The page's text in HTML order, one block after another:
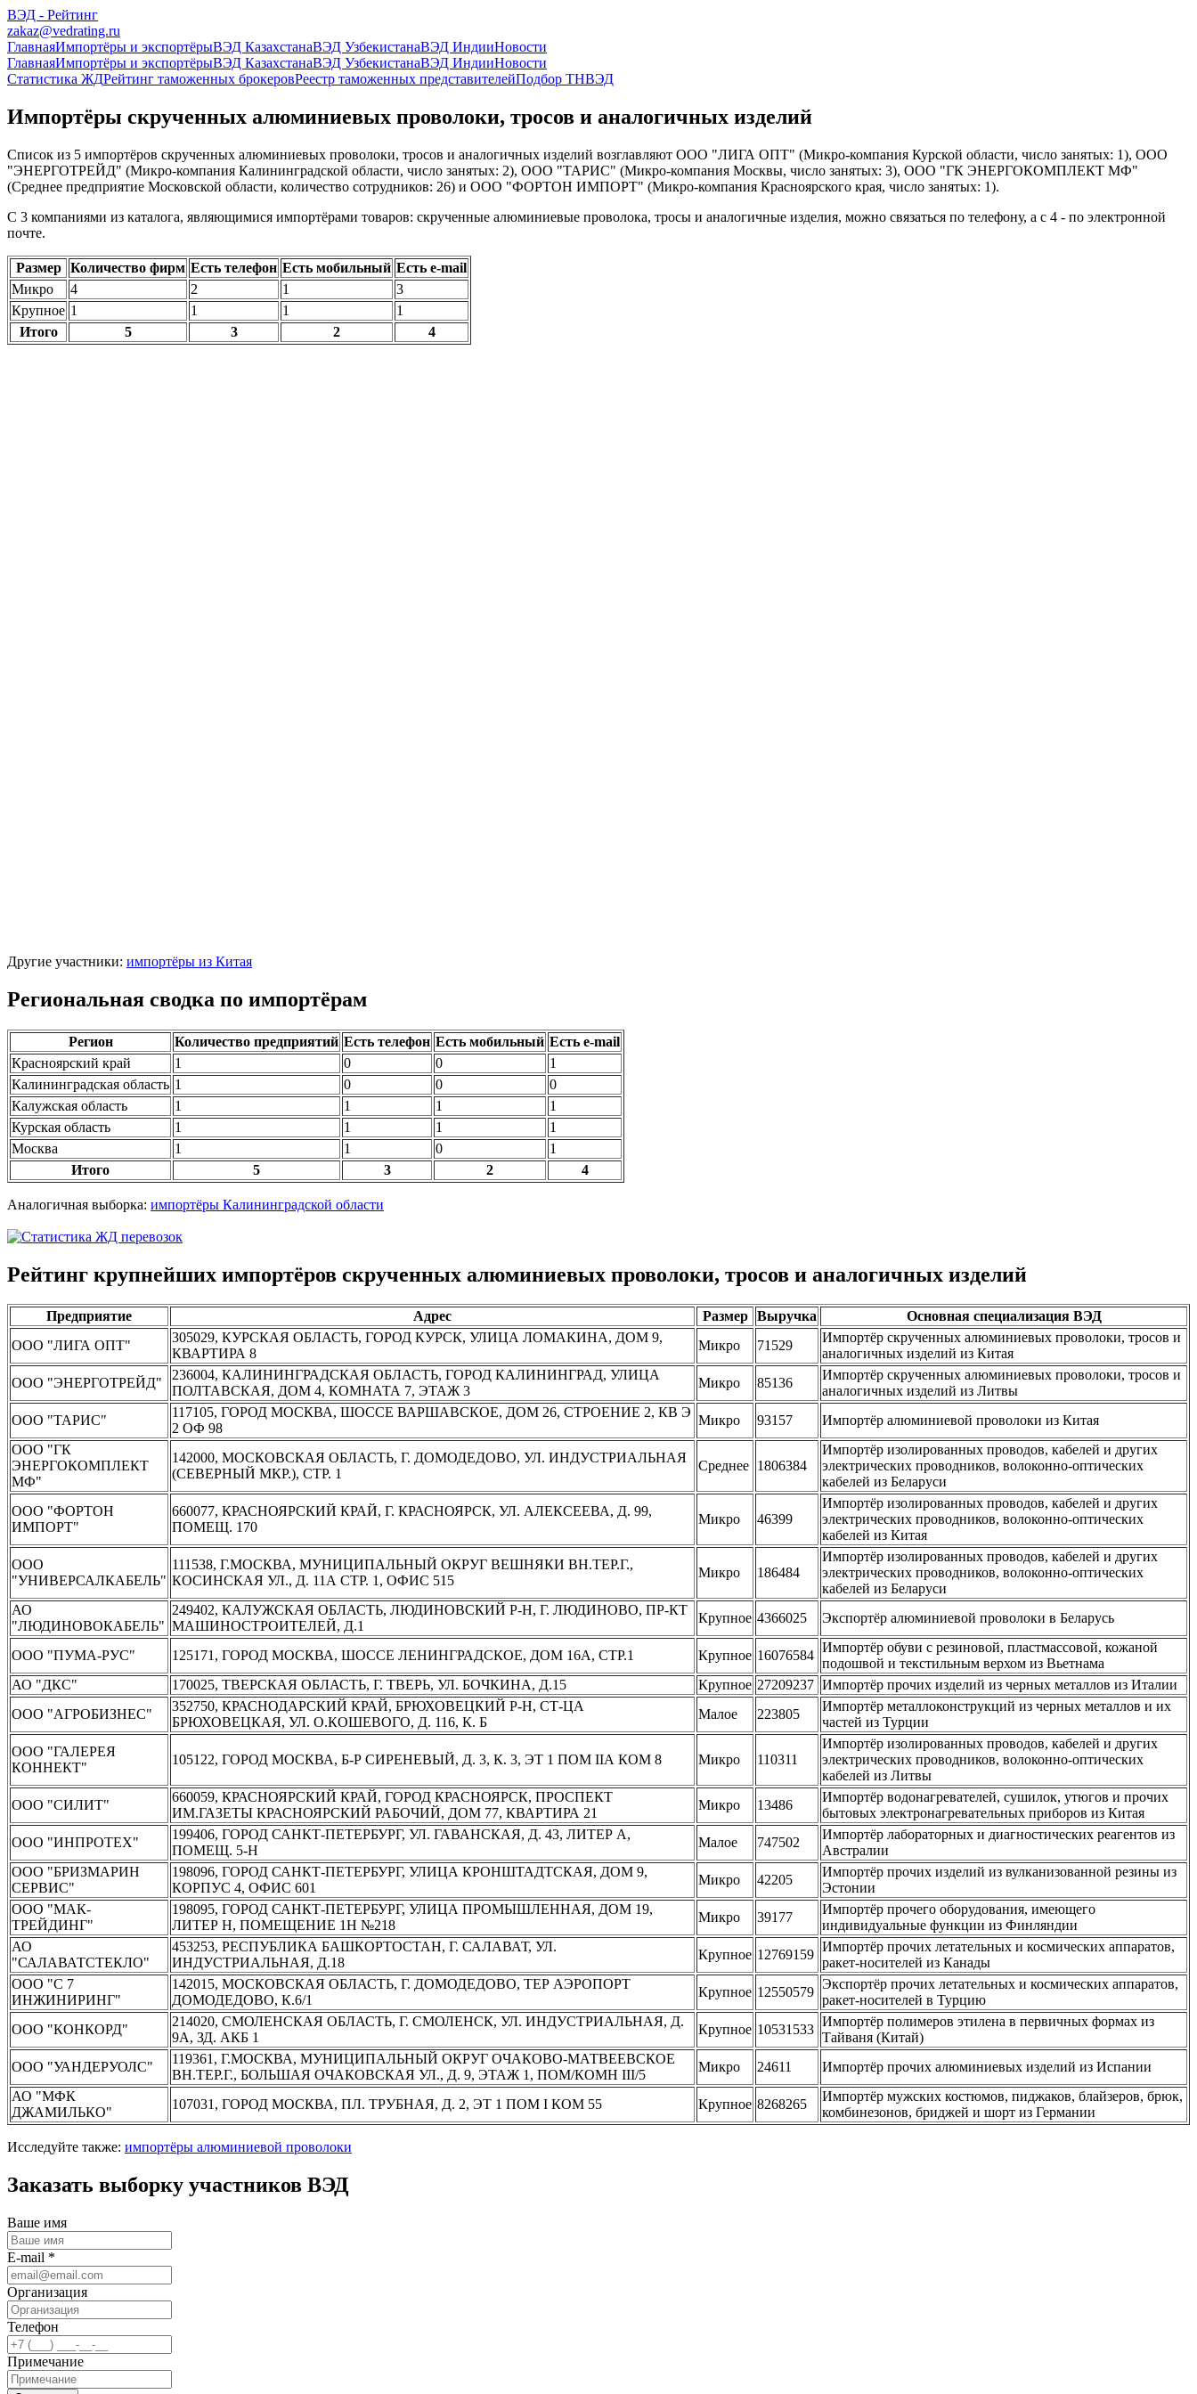
ВЭД - Рейтинг
zakaz@vedrating.ru
ГлавнаяИмпортёры и экспортёрыВЭД КазахстанаВЭД УзбекистанаВЭД ИндииНовости
ГлавнаяИмпортёры и экспортёрыВЭД КазахстанаВЭД УзбекистанаВЭД ИндииНовости
Статистика ЖДРейтинг таможенных брокеровРеестр таможенных представителейПодбор ТНВЭД
Импортёры скрученных алюминиевых проволоки, тросов и аналогичных изделий
Список из 5 импортёров скрученных алюминиевых проволоки, тросов и аналогичных изделий возглавляют ООО "ЛИГА ОПТ" (Микро-компания Курской области, число занятых: 1), ООО
"ЭНЕРГОТРЕЙД" (Микро-компания Калининградской области, число занятых: 2), ООО "ТАРИС" (Микро-компания Москвы, число занятых: 3), ООО "ГК ЭНЕРГОКОМПЛЕКТ МФ"
(Среднее предприятие Московской области, количество сотрудников: 26) и ООО "ФОРТОН ИМПОРТ" (Микро-компания Красноярского края, число занятых: 1).
С 3 компаниями из каталога, являющимися импортёрами товаров: скрученные алюминиевые проволока, тросы и аналогичные изделия, можно связаться по телефону, а с 4 - по электронной
почте.
Размер Количество фирм Есть телефон Есть мобильный Есть e-mail
Микро
4 2 1
3
Крупное 1 1 1
1
Итого
5 3 2 4
Другие участники: импортёры из Китая
Региональная сводка по импортёрам
Регион Количество предприятий Есть телефон Есть мобильный Есть e-mail
Красноярский край
1 0 0
1
Калининградская область 1 0 0
0
Калужская область
1 1 1
1
Курская область
1 1 1
1
Москва
1 1 0
1
Итого
5 3 2 4
Аналогичная выборка: импортёры Калининградской области
Рейтинг крупнейших импортёров скрученных алюминиевых проволоки, тросов и аналогичных изделий
Предприятие Адрес Размер Выручка
Основная специализация ВЭД
ООО "ЛИГА ОПТ"
305029, КУРСКАЯ ОБЛАСТЬ, ГОРОД КУРСК, УЛИЦА ЛОМАКИНА, ДОМ 9,
КВАРТИРА 8
Микро 71529
Импортёр скрученных алюминиевых проволоки, тросов и
аналогичных изделий из Китая
ООО "ЭНЕРГОТРЕЙД"
236004, КАЛИНИНГРАДСКАЯ ОБЛАСТЬ, ГОРОД КАЛИНИНГРАД, УЛИЦА
ПОЛТАВСКАЯ, ДОМ 4, КОМНАТА 7, ЭТАЖ 3
Микро 85136
Импортёр скрученных алюминиевых проволоки, тросов и
аналогичных изделий из Литвы
ООО "ТАРИС"
117105, ГОРОД МОСКВА, ШОССЕ ВАРШАВСКОЕ, ДОМ 26, СТРОЕНИЕ 2, КВ Э
2 ОФ 98
Микро 93157
Импортёр алюминиевой проволоки из Китая
ООО "ГК
ЭНЕРГОКОМПЛЕКТ
МФ"
142000, МОСКОВСКАЯ ОБЛАСТЬ, Г. ДОМОДЕДОВО, УЛ. ИНДУСТРИАЛЬНАЯ
(СЕВЕРНЫЙ МКР.), СТР. 1
Среднее 1806384
Импортёр изолированных проводов, кабелей и других
электрических проводников, волоконно-оптических
кабелей из Беларуси
ООО "ФОРТОН
ИМПОРТ"
660077, КРАСНОЯРСКИЙ КРАЙ, Г. КРАСНОЯРСК, УЛ. АЛЕКСЕЕВА, Д. 99,
ПОМЕЩ. 170
Микро 46399
Импортёр изолированных проводов, кабелей и других
электрических проводников, волоконно-оптических
кабелей из Китая
ООО
"УНИВЕРСАЛКАБЕЛЬ"
111538, Г.МОСКВА, МУНИЦИПАЛЬНЫЙ ОКРУГ ВЕШНЯКИ ВН.ТЕР.Г.,
КОСИНСКАЯ УЛ., Д. 11А СТР. 1, ОФИС 515
Микро 186484
Импортёр изолированных проводов, кабелей и других
электрических проводников, волоконно-оптических
кабелей из Беларуси
АО
"ЛЮДИНОВОКАБЕЛЬ"
249402, КАЛУЖСКАЯ ОБЛАСТЬ, ЛЮДИНОВСКИЙ Р-Н, Г. ЛЮДИНОВО, ПР-КТ
МАШИНОСТРОИТЕЛЕЙ, Д.1
Крупное 4366025 Экспортёр алюминиевой проволоки в Беларусь
ООО "ПУМА-РУС" 125171, ГОРОД МОСКВА, ШОССЕ ЛЕНИНГРАДСКОЕ, ДОМ 16А, СТР.1 Крупное 16076584
Импортёр обуви с резиновой, пластмассовой, кожаной
подошвой и текстильным верхом из Вьетнама
АО "ДКС"
170025, ТВЕРСКАЯ ОБЛАСТЬ, Г. ТВЕРЬ, УЛ. БОЧКИНА, Д.15 Крупное 27209237 Импортёр прочих изделий из черных металлов из Италии
ООО "АГРОБИЗНЕС"
352750, КРАСНОДАРСКИЙ КРАЙ, БРЮХОВЕЦКИЙ Р-Н, СТ-ЦА
БРЮХОВЕЦКАЯ, УЛ. О.КОШЕВОГО, Д. 116, К. Б
Малое 223805
Импортёр металлоконструкций из черных металлов и их
частей из Турции
ООО "ГАЛЕРЕЯ
КОННЕКТ"
105122, ГОРОД МОСКВА, Б-Р СИРЕНЕВЫЙ, Д. 3, К. 3, ЭТ 1 ПОМ IIА КОМ 8 Микро 110311
Импортёр изолированных проводов, кабелей и других
электрических проводников, волоконно-оптических
кабелей из Литвы
ООО "СИЛИТ"
660059, КРАСНОЯРСКИЙ КРАЙ, ГОРОД КРАСНОЯРСК, ПРОСПЕКТ
ИМ.ГАЗЕТЫ КРАСНОЯРСКИЙ РАБОЧИЙ, ДОМ 77, КВАРТИРА 21
Микро 13486
Импортёр водонагревателей, сушилок, утюгов и прочих
бытовых электронагревательных приборов из Китая
ООО "ИНПРОТЕХ"
199406, ГОРОД САНКТ-ПЕТЕРБУРГ, УЛ. ГАВАНСКАЯ, Д. 43, ЛИТЕР А,
ПОМЕЩ. 5-Н
Малое 747502
Импортёр лабораторных и диагностических реагентов из
Австралии
ООО "БРИЗМАРИН
СЕРВИС"
198096, ГОРОД САНКТ-ПЕТЕРБУРГ, УЛИЦА КРОНШТАДТСКАЯ, ДОМ 9,
КОРПУС 4, ОФИС 601
Микро 42205
Импортёр прочих изделий из вулканизованной резины из
Эстонии
ООО "МАК-
ТРЕЙДИНГ"
198095, ГОРОД САНКТ-ПЕТЕРБУРГ, УЛИЦА ПРОМЫШЛЕННАЯ, ДОМ 19,
ЛИТЕР Н, ПОМЕЩЕНИЕ 1Н №218
Микро 39177
Импортёр прочего оборудования, имеющего
индивидуальные функции из Финляндии
АО
"САЛАВАТСТЕКЛО"
453253, РЕСПУБЛИКА БАШКОРТОСТАН, Г. САЛАВАТ, УЛ.
ИНДУСТРИАЛЬНАЯ, Д.18
Крупное 12769159
Импортёр прочих летательных и космических аппаратов,
ракет-носителей из Канады
ООО "С 7
ИНЖИНИРИНГ"
142015, МОСКОВСКАЯ ОБЛАСТЬ, Г. ДОМОДЕДОВО, ТЕР АЭРОПОРТ
ДОМОДЕДОВО, К.6/1
Крупное 12550579
Экспортёр прочих летательных и космических аппаратов,
ракет-носителей в Турцию
ООО "КОНКОРД"
214020, СМОЛЕНСКАЯ ОБЛАСТЬ, Г. СМОЛЕНСК, УЛ. ИНДУСТРИАЛЬНАЯ, Д.
9А, ЗД. АКБ 1
Крупное 10531533
Импортёр полимеров этилена в первичных формах из
Тайваня (Китай)
ООО "УАНДЕРУОЛС"
119361, Г.МОСКВА, МУНИЦИПАЛЬНЫЙ ОКРУГ ОЧАКОВО-МАТВЕЕВСКОЕ
ВН.ТЕР.Г., БОЛЬШАЯ ОЧАКОВСКАЯ УЛ., Д. 9, ЭТАЖ 1, ПОМ/КОМН III/5
Микро 24611
Импортёр прочих алюминиевых изделий из Испании
АО "МФК
ДЖАМИЛЬКО"
107031, ГОРОД МОСКВА, ПЛ. ТРУБНАЯ, Д. 2, ЭТ 1 ПОМ I КОМ 55 Крупное 8268265
Импортёр мужских костюмов, пиджаков, блайзеров, брюк,
комбинезонов, бриджей и шорт из Германии
Исследуйте также: импортёры алюминиевой проволоки
Заказать выборку участников ВЭД
Ваше имя
E-mail *
Организация
Телефон
Примечание